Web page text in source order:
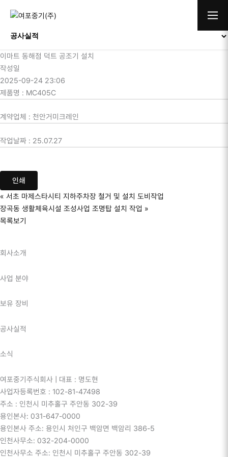
건너뛰기
이마트 동해점 덕트 공조기 설치
작성일
2025-09-24 23:06
제품명 : MC405C
계약업체 : 천안거미크레인
작업날짜 : 25.07.27
인쇄
« 서초 마제스타시티 지하주차장 철거 및 설치 도비작업
장곡동 생활체육시설 조성사업 조명탑 설치 작업 »
목록보기
회사소개
사업 분야
보유 장비
공사실적
소식
여포중기주식회사 | 대표 : 명도현
사업자등록번호 : 102-81-47498
주소 : 인천시 미추홀구 주안동 302-39
용인본사: 031-647-0000
용인본사 주소: 용인시 처인구 백암면 백암리 386-5
인천사무소: 032-204-0000
인천사무소 주소: 인천시 미추홀구 주안동 302-39